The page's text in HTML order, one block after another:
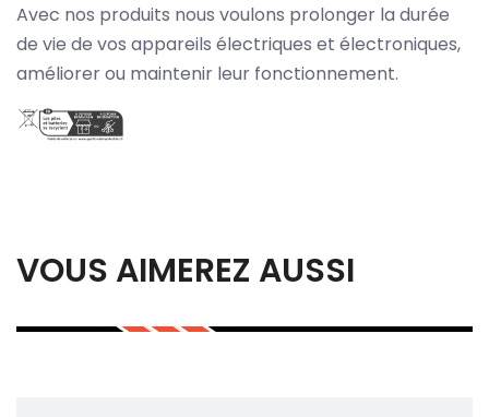
Avec nos produits nous voulons prolonger la durée
de vie de vos appareils électriques et électroniques,
améliorer ou maintenir leur fonctionnement.
VOUS AIMEREZ AUSSI